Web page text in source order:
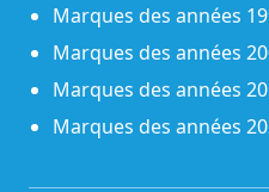
Marques des années
Marques des années
Marques des années
Marques des années